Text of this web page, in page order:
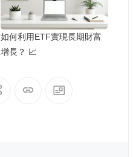
如何利用ETF實現長期財富
增長？ 📈